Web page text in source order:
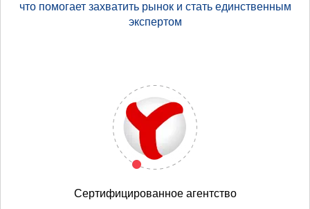
что помогает захватить рынок и стать единственным
экспертом
Сертифицированное агентство